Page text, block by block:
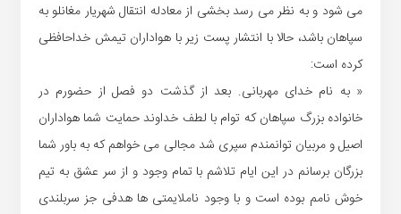
می شود و به نظر می رسد بخشی از معادله انتقال شهریار مغانلو به
سپاهان باشد، حالا با انتشار پست زیر با هواداران تیمش خداحافظی
کرده است:
« به نام خدای مهربانی. بعد از گذشت دو فصل از حضورم در
خانواده بزرگ سپاهان که توام با لطف خداوند حمایت شما هواداران
اصیل و مربیان توانمندم سپری شد مجالی می خواهم که به باور شما
بزرگان برسانم در این ایام تلاشم با تمام وجود و از سر عشق به تیم
خوش نامم بوده است و با وجود ناملایمتی ها هدفی جز سربلندی